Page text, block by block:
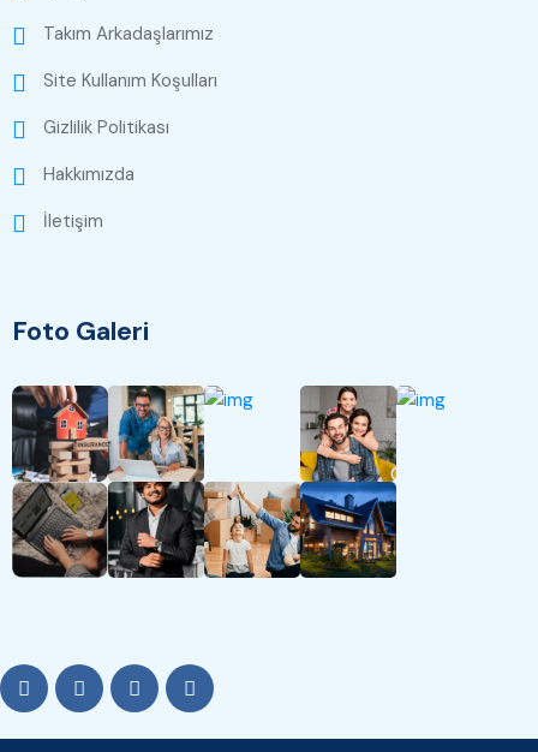
Takım Arkadaşlarımız
Site Kullanım Koşulları
Gizlilik Politikası
Hakkımızda
İletişim
Foto Galeri